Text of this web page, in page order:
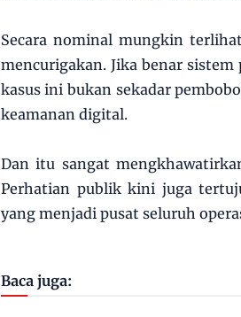
Secara nominal mungkin
mencurigakan. Jika benar
kasus ini bukan sekadar
keamanan digital.
Dan itu sangat
Perhatian publik kini juga
yang menjadi pusat seluruh
Baca juga: